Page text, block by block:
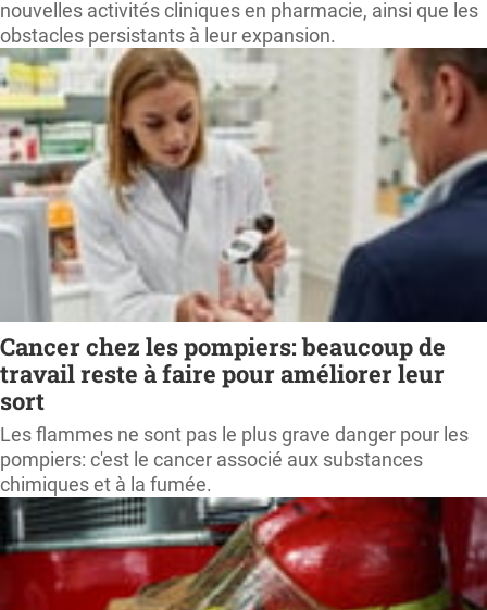
nouvelles activités cliniques en pharmacie, ainsi que les
obstacles persistants à leur expansion.
Cancer chez les pompiers: beaucoup de
travail reste à faire pour améliorer leur
sort
Les flammes ne sont pas le plus grave danger pour les
pompiers: c'est le cancer associé aux substances
chimiques et à la fumée.